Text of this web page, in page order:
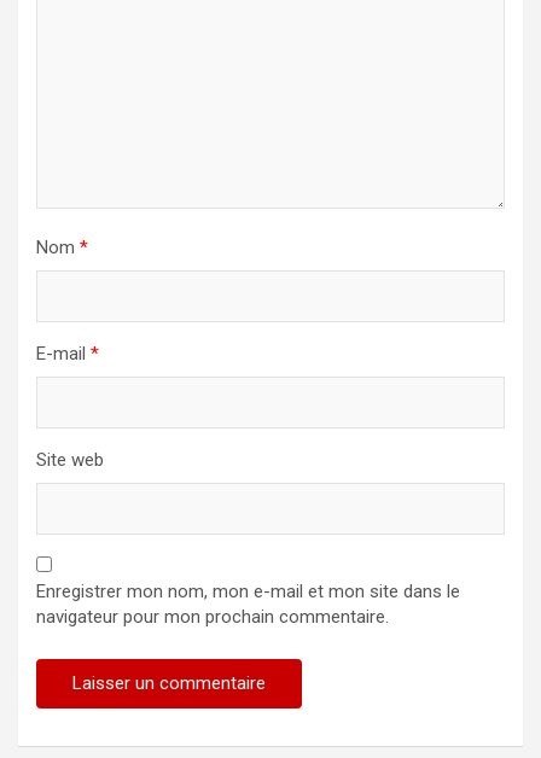
Nom *
E-mail *
Site web
Enregistrer mon nom, mon e-mail et mon site dans le
navigateur pour mon prochain commentaire.